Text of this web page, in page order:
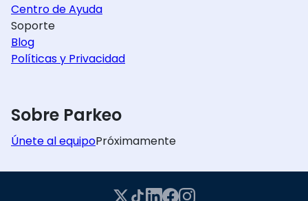
Centro de Ayuda
Soporte
Blog
Políticas y Privacidad
Sobre Parkeo
Únete al equipoPróximamente